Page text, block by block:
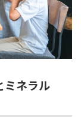
ミネラル